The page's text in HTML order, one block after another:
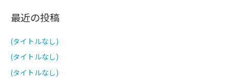
象
最近の投稿
(タイトルなし)
(タイトルなし)
(タイトルなし)